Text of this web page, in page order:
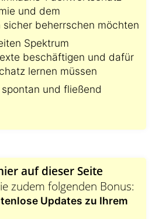
und dem
sicher beherrschen möchten
Spektrum
beschäftigen und dafür
lernen müssen
und fließend
auf dieser Seite
zudem folgenden Bonus:
Updates zu Ihrem